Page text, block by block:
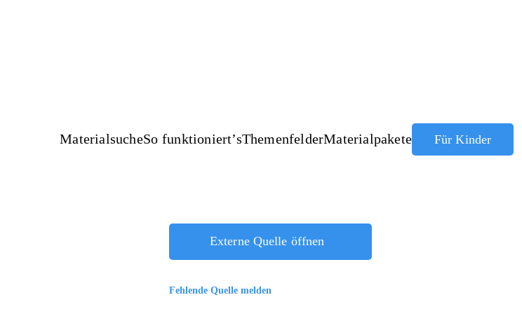
MaterialsucheSo funktioniert’sThemenfelderMaterialpakete Für Kinder
Actionbound Kinderrechte
Externe Quelle öffnen
Fehlende Quelle melden